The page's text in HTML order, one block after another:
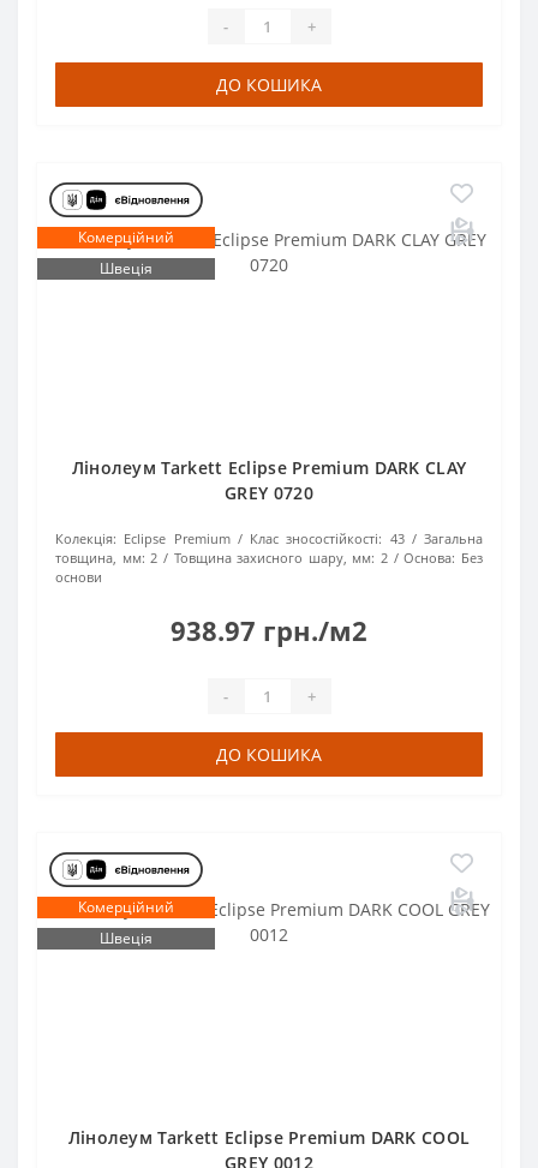
- +
ДО КОШИКА
Комерційний
Швеція
Лінолеум Tarkett Eclipse Premium DARK CLAY
GREY 0720
Колекція: Eclipse Premium Клас зносостійкості: 43
Загальна
товщина, мм: 2 Товщина захисного шару, мм: 2 Основа: Без
основи
938.97 грн./м2
- +
ДО КОШИКА
Комерційний
Швеція
Лінолеум Tarkett Eclipse Premium DARK COOL
GREY 0012